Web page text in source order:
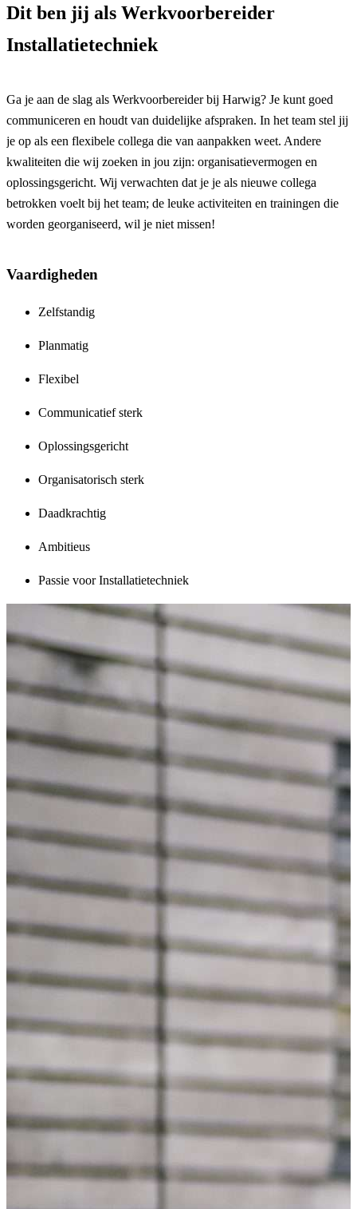
Dit ben jij als Werkvoorbereider
Installatietechniek
Ga je aan de slag als Werkvoorbereider bij Harwig? Je kunt goed
communiceren en houdt van duidelijke afspraken. In het team stel jij
je op als een flexibele collega die van aanpakken weet. Andere
kwaliteiten die wij zoeken in jou zijn: organisatievermogen en
oplossingsgericht. Wij verwachten dat je je als nieuwe collega
betrokken voelt bij het team; de leuke activiteiten en trainingen die
worden georganiseerd, wil je niet missen!
Vaardigheden
Zelfstandig
Planmatig
Flexibel
Communicatief sterk
Oplossingsgericht
Organisatorisch sterk
Daadkrachtig
Ambitieus
Passie voor Installatietechniek